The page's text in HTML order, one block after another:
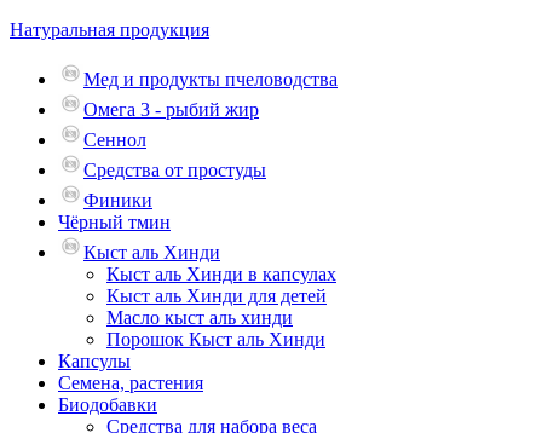
Натуральная продукция
Мед и продукты пчеловодства
Омега 3 - рыбий жир
Сеннол
Средства от простуды
Финики
Чёрный тмин
Кыст аль Хинди
Кыст аль Хинди в капсулах
Кыст аль Хинди для детей
Масло кыст аль хинди
Порошок Кыст аль Хинди
Капсулы
Семена, растения
Биодобавки
Средства для набора веса